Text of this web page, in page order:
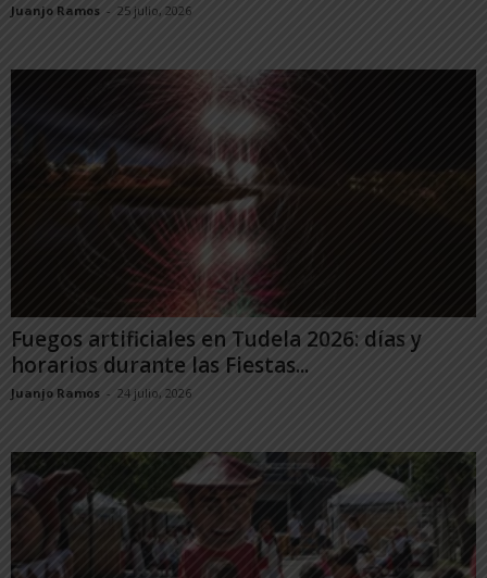
Juanjo Ramos - 25 julio, 2026
Fuegos artificiales en Tudela 2026: días y
horarios durante las Fiestas...
Juanjo Ramos - 24 julio, 2026